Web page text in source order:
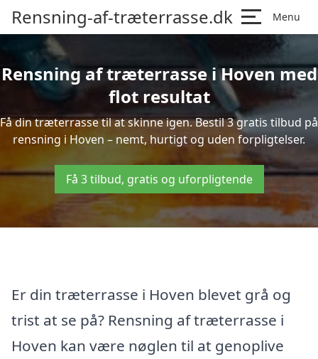
Rensning-af-træterrasse.dk Menu
Rensning af træterrasse i Hoven med
flot resultat
Få din træterrasse til at skinne igen. Bestil 3 gratis tilbud på
rensning i Hoven – nemt, hurtigt og uden forpligtelser.
Få 3 tilbud, gratis og uforpligtende
Er din træterrasse i Hoven blevet grå og
trist at se på? Rensning af træterrasse i
Hoven kan være nøglen til at genoplive